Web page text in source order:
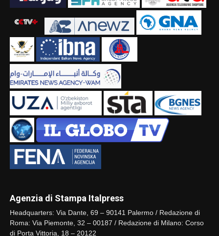
Agenzia di Stampa Italpress
Headquarters: Via Dante, 69 – 90141 Palermo / Redazione di
Roma: Via Piemonte, 32 – 00187 / Redazione di Milano: Corso
di Porta Vittoria, 18 – 20122